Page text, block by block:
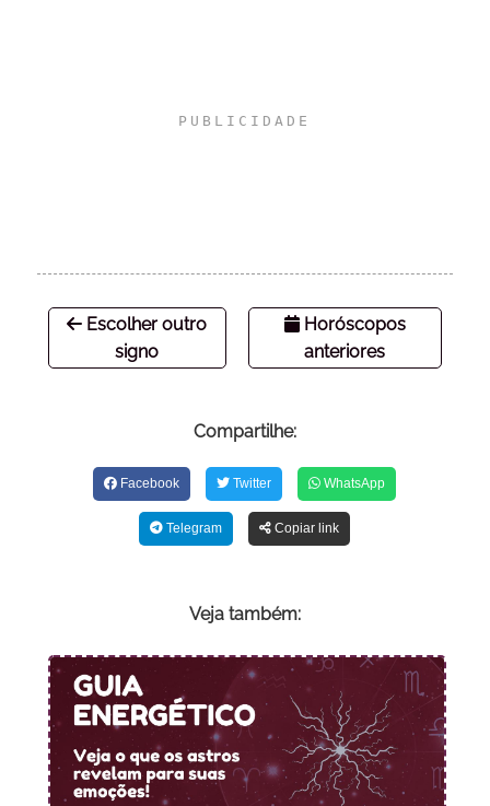
Escolher outro
signo
Horóscopos
anteriores
Compartilhe:
Facebook Twitter WhatsApp
Telegram Copiar link
Veja também: